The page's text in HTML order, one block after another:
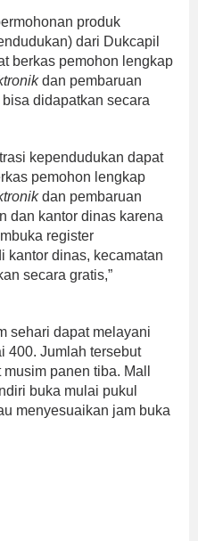
produk
dari Dukcapil
berkas pemohon lengkap
dan pembaruan
didapatkan secara
kependudukan dapat
pemohon lengkap
dan pembaruan
dan kantor dinas karena
register
kantor dinas, kecamatan
secara gratis,”
sehari dapat melayani
400. Jumlah tersebut
panen tiba. Mall
buka mulai pukul
menyesuaikan jam buka